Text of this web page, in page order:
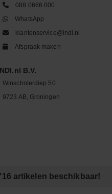
088 0666 000
WhatsApp
klantenservice@indi.nl
Afspraak maken
B.V.
Winschoterdiep 50
9723 AB, Groningen
artikelen beschikbaar!